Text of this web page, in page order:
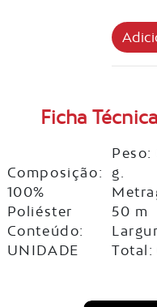
Ficha Técnica
Composição:
100%
Poliéster
Conteúdo:
UNIDADE
Peso:
g.
50 m
Total: